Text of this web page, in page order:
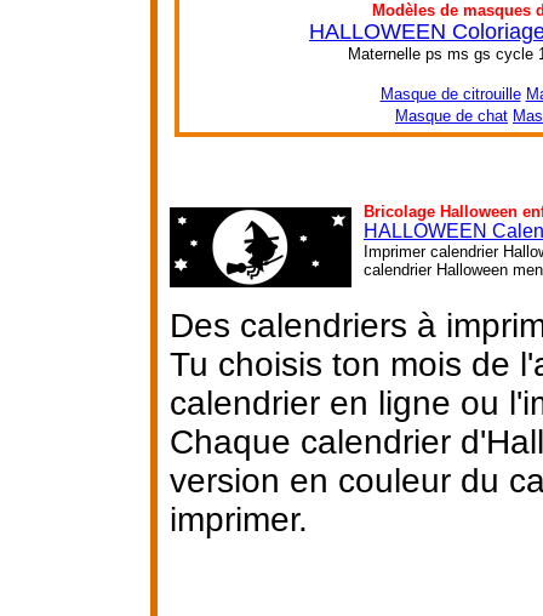
Modèles de masques
HALLOWEEN
Maternelle ps ms gs cycle
Masque de citrouille
Masque de chat
Bricolage Halloween
HALLOWEEN
Imprimer calendrier
calendrier Halloween
Des calendriers à
Tu choisis ton mois de
calendrier en ligne ou
Chaque calendrier
version en couleur du
imprimer.